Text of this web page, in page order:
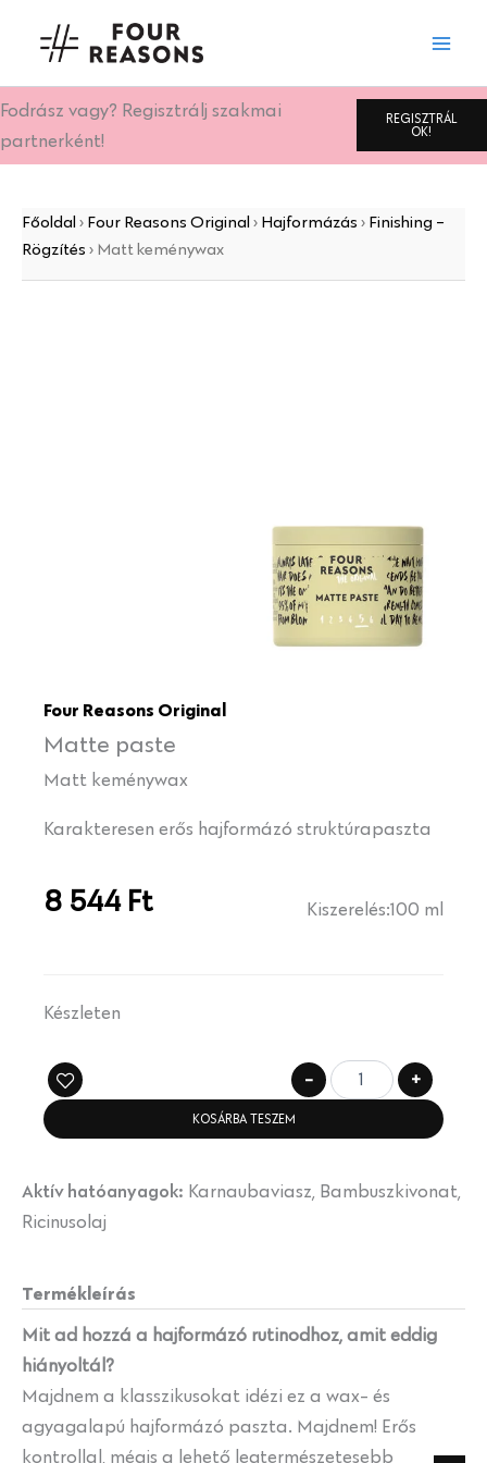
Fodrász vagy? Regisztrálj szakmai
partnerként!
REGISZTRÁL
OK!
Főoldal › Four Reasons Original › Hajformázás › Finishing -
Rögzítés › Matt keménywax
Four Reasons Original
Matte paste
Matt keménywax
Karakteresen erős hajformázó struktúrapaszta
8 544 Ft Kiszerelés:100 ml
Készleten
- +
KOSÁRBA TESZEM
Aktív hatóanyagok: Karnaubaviasz, Bambuszkivonat,
Ricinusolaj
Termékleírás
Mit ad hozzá a hajformázó rutinodhoz, amit eddig
hiányoltál?
Majdnem a klasszikusokat idézi ez a wax- és
agyagalapú hajformázó paszta. Majdnem! Erős
kontrollal, mégis a lehető legtermészetesebb